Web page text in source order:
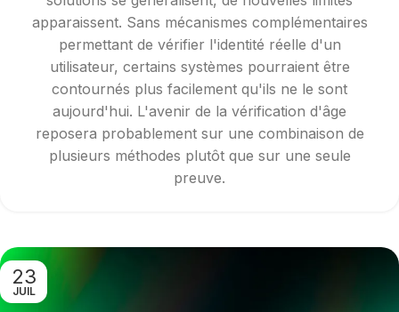
apparaissent. Sans mécanismes complémentaires
permettant de vérifier l'identité réelle d'un
utilisateur, certains systèmes pourraient être
contournés plus facilement qu'ils ne le sont
aujourd'hui. L'avenir de la vérification d'âge
reposera probablement sur une combinaison de
plusieurs méthodes plutôt que sur une seule
preuve.
23
JUIL